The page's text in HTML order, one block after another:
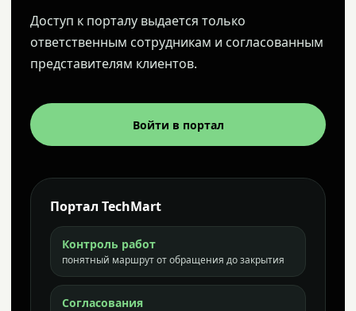
Доступ к порталу выдается только
ответственным сотрудникам и согласованным
представителям клиентов.
Войти в портал
Портал TechMart
Контроль работ
понятный маршрут от обращения до закрытия
Согласования